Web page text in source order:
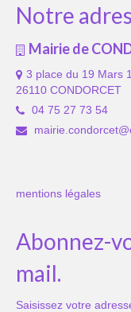
Notre
Mairie de
3 place du 19 Mars
26110 CONDORCET
04 75 27 73 54
mentions légales
Abonnez-
mail.
Saisissez votre